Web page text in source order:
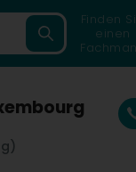
Finden
einen